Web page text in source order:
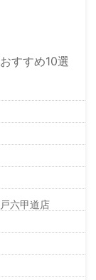
すすめ10選
六甲道店